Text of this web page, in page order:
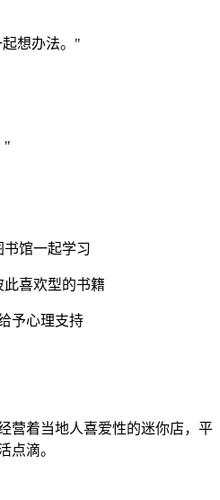
想办法。"
"
书馆一起学习
喜欢型的书籍
予心理支持
营着当地人喜爱性的迷你店，平
点滴。